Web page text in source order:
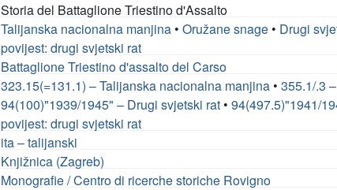
Storia del Battaglione Triestino d'Assalto
Talijanska nacionalna manjina •Oružane snage • Drugi
povijest: drugi svjetski rat
Battaglione Triestino d'assalto del Carso
323.15(=131.1) – Talijanska nacionalna manjina •355.1/.3
94(100)"1939/1945" – Drugi svjetski rat •94(497.5)"1941/
povijest: drugi svjetski rat
ita – talijanski
Knjižnica (Zagreb)
Monografie / Centro di ricerche storiche Rovigno